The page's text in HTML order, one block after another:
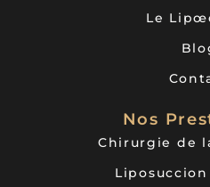
Le
Nos
Chirurgie de
Liposuccion